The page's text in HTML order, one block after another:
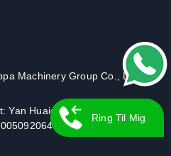
Machinery Group Co., Ltd.
Huaiguo | Licensnr.:
Ring Til Mig